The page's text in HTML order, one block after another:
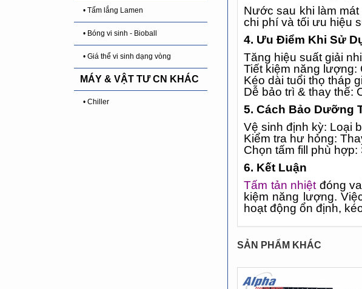
Nước sau khi làm
chi phí và tối ưu hiệu
4. Ưu Điểm Khi Sử
Tăng hiệu suất giải
Tiết kiệm năng lượng:
Kéo dài tuổi thọ tháp
Dễ bảo trì & thay thế:
5. Cách Bảo Dưỡng
Vệ sinh định kỳ: Loại
Kiểm tra hư hỏng:
Chọn tấm fill phù
6. Kết Luận
Tấm tản nhiệt đóng
kiệm năng lượng.
hoạt động ổn định,
SẢN PHẨM KHÁC
• Tấm lắng Lamen
• Bóng vi sinh - Bioball
• Giá thể vi sinh dạng vòng
MÁY & VẬT TƯ CN KHÁC
• Chiller